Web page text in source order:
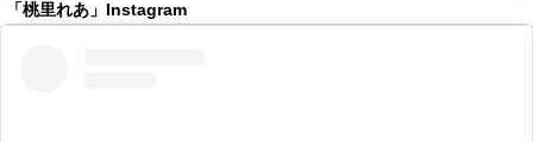
「桃里れあ」Instagram